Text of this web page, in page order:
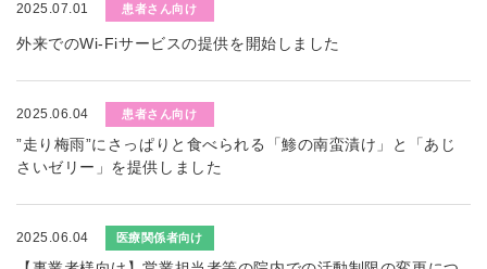
2025.07.01 患者さん向け
外来でのWi-Fiサービスの提供を開始しました
2025.06.04 患者さん向け
”走り梅雨”にさっぱりと食べられる「鯵の南蛮漬け」と「あじ
さいゼリー」を提供しました
2025.06.04 医療関係者向け